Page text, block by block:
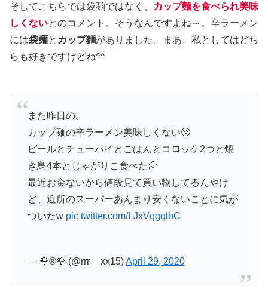
そしてこちらでは袋麺ではなく、
カップ麵を食べられ美味
しくないとのコメント。そうなんですよね～。辛ラーメン
には袋麺と カップ麵がありました。まあ、私としてはどち
らも好きですけどね^^
また昨日の。
カップ麺の辛ラーメン美味しくない🥺
ビールとチューハイとごはんとコロッケ2つと焼
き鳥4本とじゃがりこ食べた💭
最近お金ないから値段見て買い物してるんやけ
ど、近所のスーパーあんまり安くないことに気が
ついたw pic.twitter.com/LJxVqgqlbC
— 🌹®️🌹 (@rrr__xx15)April 29, 2020